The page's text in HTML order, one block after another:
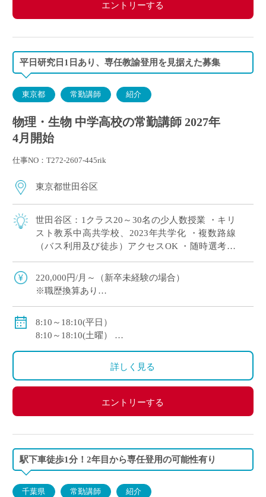
エントリーする
平日研究日1日あり、専任教諭登用を見据えた募集
東京都 常勤講師 紹介
物理・生物 中学高校の常勤講師 2027年
4月開始
仕事NO：T272-2607-445rik
東京都世田谷区
世田谷区：1クラス20～30名の少人数授業 ・キリ
スト教系中高共学校、2023年共学化 ・複数路線
（バス利用及び徒歩）アクセスOK ・随時選考で
220,000円/月～（新卒未経験の場合）
※職歴換算あり
私学共済加入
8:10～18:10(平日）
8:10～18:10(土曜）
詳しく見る
エントリーする
駅下車徒歩1分！2年目から専任登用の可能性有り
千葉県 常勤講師 紹介